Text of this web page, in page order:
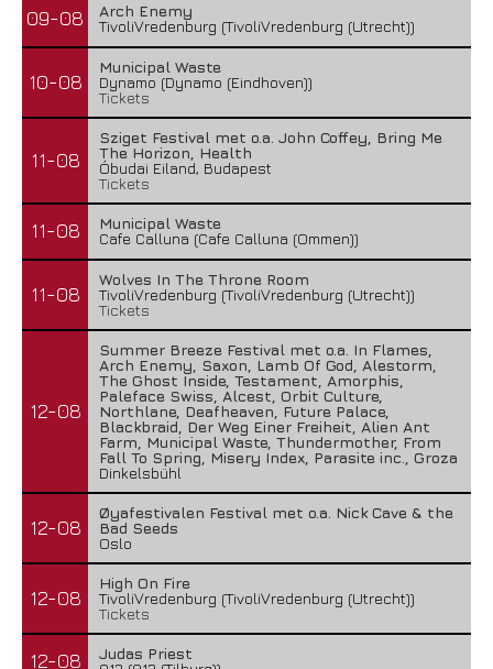
09-08
Arch Enemy
TivoliVredenburg (TivoliVredenburg (Utrecht))
10-08
Municipal Waste
Dynamo (Dynamo (Eindhoven))
Tickets
11-08
Sziget Festival met o.a. John Coffey, Bring Me
The Horizon, Health
Óbudai Eiland, Budapest
Tickets
11-08
Municipal Waste
Cafe Calluna (Cafe Calluna (Ommen))
11-08
Wolves In The Throne Room
TivoliVredenburg (TivoliVredenburg (Utrecht))
Tickets
12-08
Summer Breeze Festival met o.a. In Flames,
Arch Enemy, Saxon, Lamb Of God, Alestorm,
The Ghost Inside, Testament, Amorphis,
Paleface Swiss, Alcest, Orbit Culture,
Northlane, Deafheaven, Future Palace,
Blackbraid, Der Weg Einer Freiheit, Alien Ant
Farm, Municipal Waste, Thundermother, From
Fall To Spring, Misery Index, Parasite inc., Groza
Dinkelsbühl
12-08
Øyafestivalen Festival met o.a. Nick Cave & the
Bad Seeds
Oslo
12-08
High On Fire
TivoliVredenburg (TivoliVredenburg (Utrecht))
Tickets
12-08
Judas Priest